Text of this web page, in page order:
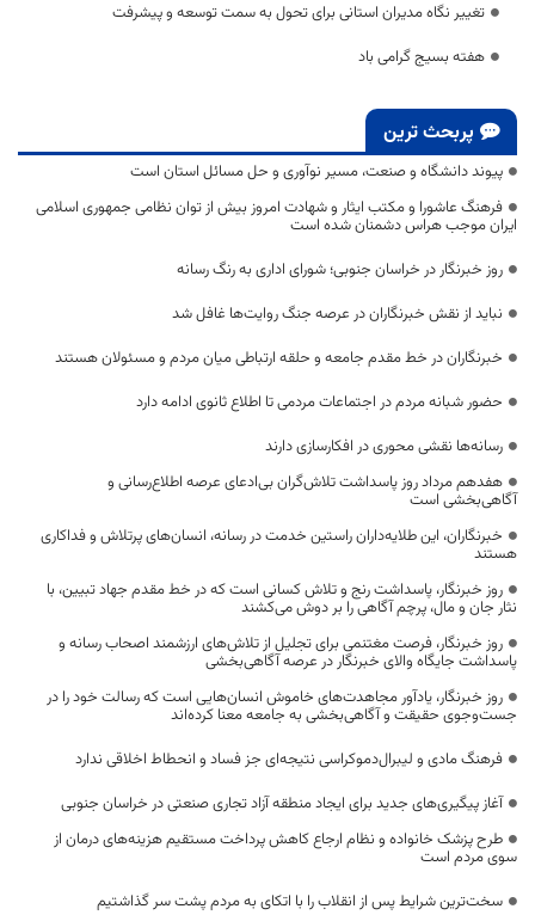
تغییر نگاه مدیران استانی برای تحول به سمت توسعه و پیشرفت
هفته بسیج گرامی باد
پربحث ترین
پیوند دانشگاه و صنعت، مسیر نوآوری و حل مسائل استان است
فرهنگ عاشورا و مکتب ایثار و شهادت امروز بیش از توان نظامی جمهوری اسلامی
ایران موجب هراس دشمنان شده است
روز خبرنگار در خراسان جنوبی؛ شورای اداری به رنگ رسانه
نباید از نقش خبرنگاران در عرصه جنگ روایت‌ها غافل شد
خبرنگاران در خط مقدم جامعه و حلقه ارتباطی میان مردم و مسئولان هستند
حضور شبانه مردم در اجتماعات مردمی تا اطلاع ثانوی ادامه دارد
رسانه‌ها نقشی محوری در افکارسازی دارند
هفدهم مرداد روز پاسداشت تلاش‌گران بی‌ادعای عرصه اطلاع‌رسانی و
آگاهی‌بخشی است
خبرنگاران، این طلایه‌داران راستین خدمت در رسانه، انسان‌های پرتلاش و فداکاری
هستند
روز خبرنگار، پاسداشت رنج و تلاش کسانی است که در خط مقدم جهاد تبیین، با
نثار جان و مال، پرچم آگاهی را بر دوش می‌کشند
روز خبرنگار، فرصت مغتنمی برای تجلیل از تلاش‌های ارزشمند اصحاب رسانه و
پاسداشت جایگاه والای خبرنگار در عرصه آگاهی‌بخشی
روز خبرنگار، یادآور مجاهدت‌های خاموش انسان‌هایی است که رسالت خود را در
جست‌وجوی حقیقت و آگاهی‌بخشی به جامعه معنا کرده‌اند
فرهنگ مادی و لیبرال‌دموکراسی نتیجه‌ای جز فساد و انحطاط اخلاقی ندارد
آغاز پیگیری‌های جدید برای ایجاد منطقه آزاد تجاری صنعتی در خراسان جنوبی
طرح پزشک خانواده و نظام ارجاع کاهش پرداخت مستقیم هزینه‌های درمان از
سوی مردم است
سخت‌ترین شرایط پس از انقلاب را با اتکای به مردم پشت سر گذاشتیم